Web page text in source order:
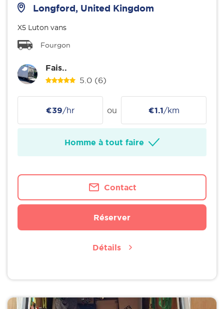
Longford, United Kingdom
X5 Luton vans
Fourgon
Fais..
5.0 (6)
€39/hr ou €1.1/km
Homme à tout faire
Contact
Réserver
Détails